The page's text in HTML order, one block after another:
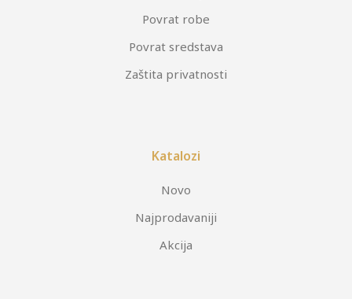
Povrat robe
Povrat sredstava
Zaštita privatnosti
Katalozi
Novo
Najprodavaniji
Akcija